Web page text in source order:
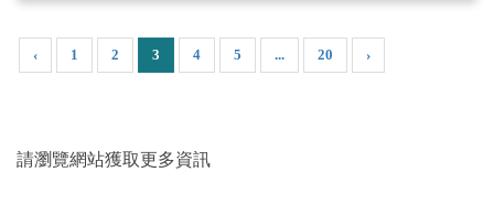
‹ 1 2 3 4 5 ... 20 ›
請瀏覽網站獲取更多資訊